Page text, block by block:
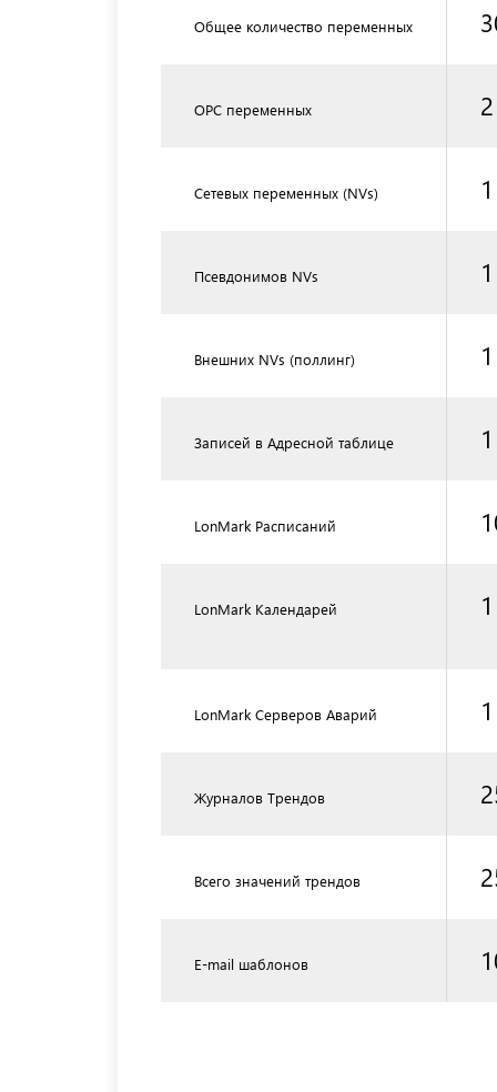
Общее количество переменных
OPC переменных
Сетевых переменных (NVs)
Псевдонимов NVs
Внешних NVs (поллинг)
Записей в Адресной таблице
LonMark Расписаний
LonMark Календарей
LonMark Серверов Аварий 1
Журналов Трендов
Всего значений трендов
E-mail шаблонов